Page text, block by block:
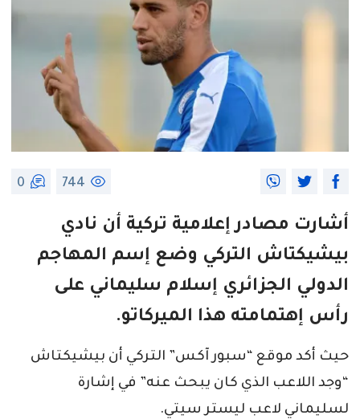
744
0
أشارت مصادر إعلامية تركية أن نادي
بيشيكتاش التركي وضع إسم المهاجم
الدولي الجزائري إسلام سليماني على
رأس إهتمامته هذا الميركاتو.
حيث أكد موقع “سبور آكس” التركي أن بيشيكتاش
“وجد اللاعب الذي كان يبحث عنه” في إشارة
لسليماني لاعب ليستر سيتي.